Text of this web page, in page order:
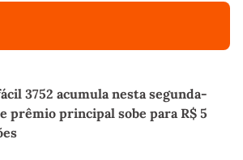
3752 acumula nesta segunda-
prêmio principal sobe para R$ 5